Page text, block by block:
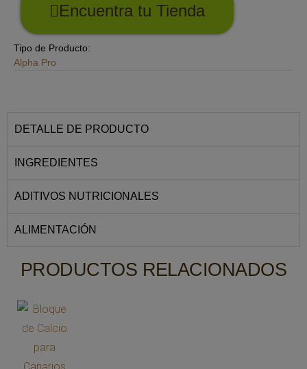
Encuentra tu Tienda
Tipo de Producto:
Alpha Pro
DETALLE DE PRODUCTO
INGREDIENTES
ADITIVOS NUTRICIONALES
ALIMENTACIÓN
PRODUCTOS RELACIONADOS